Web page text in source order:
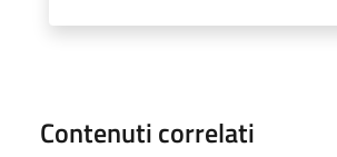
Contenuti correlati